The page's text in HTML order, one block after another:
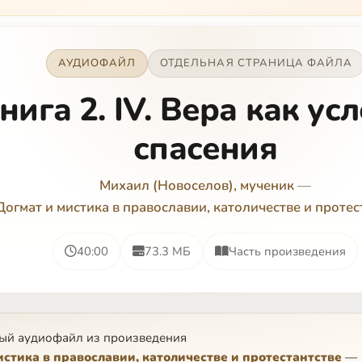
АУДИОФАЙЛ ОТДЕЛЬНАЯ СТРАНИЦА ФАЙЛА
2. IV. Вера как
спасения
Михаил (Новоселов), мученик—
и мистика в православии, католичестве и
40:00 73.3 МБ Часть произведения
аудиофайл из произведения
в православии, католичестве и протестантстве —